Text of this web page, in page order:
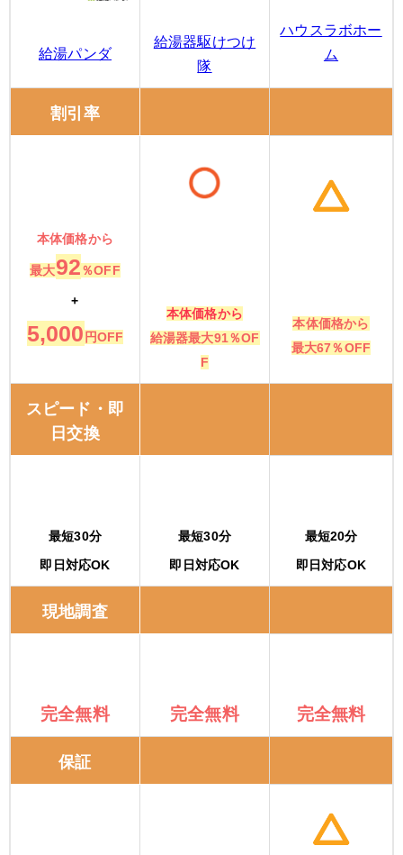
給湯パンダ
給湯器駆けつけ
隊
ハウスラボホー
ム
割引率
本体価格から
最大92％OFF
+
5,000 円OFF
本体価格から
給湯器最大91％OF
F
本体価格から
最大67％OFF
スピード・即
日交換
最短30分
即日対応OK
最短30分
即日対応OK
最短20分
即日対応OK
現地調査
完全無料 完全無料 完全無料
保証